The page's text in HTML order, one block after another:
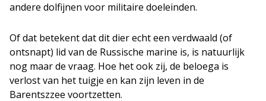
andere dolfijnen voor militaire doeleinden.
Of dat betekent dat dit dier echt een verdwaald (of
ontsnapt) lid van de Russische marine is, is natuurlijk
nog maar de vraag. Hoe het ook zij, de beloega is
verlost van het tuigje en kan zijn leven in de
Barentszzee voortzetten.